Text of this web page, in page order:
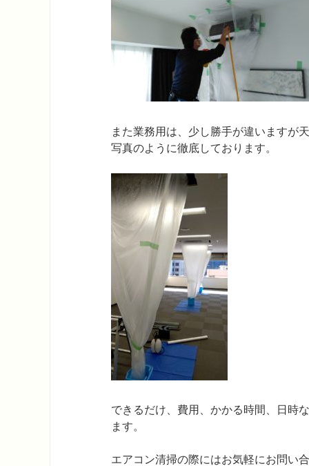
また業務用は、少し勝手が違いますが
写真のように徹底しております。
できるだけ、費用、かかる時間、日時
ます。
エアコン清掃の際にはお気軽にお問い